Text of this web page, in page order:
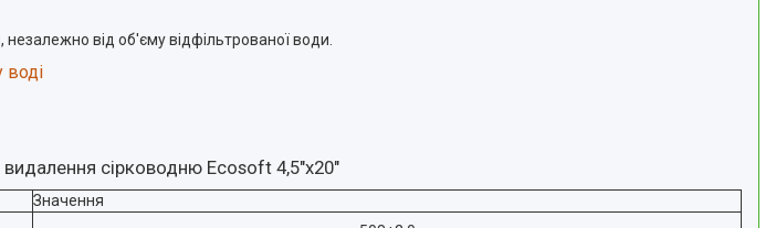
від об'єму відфільтрованої води.
воді
сірководню Ecosoft 4,5"х20"
Значення